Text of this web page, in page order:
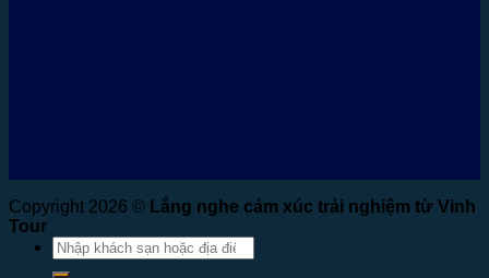
Copyright 2026 © Lắng nghe cảm xúc trải nghiệm từ Vinh
Tour
Tìm
kiếm: